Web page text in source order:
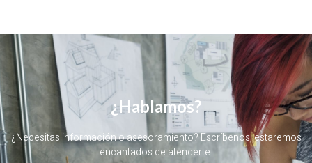
¿Hablamos?
¿Necesitas información o asesoramiento? Escríbenos, estaremos
encantados de atenderte.